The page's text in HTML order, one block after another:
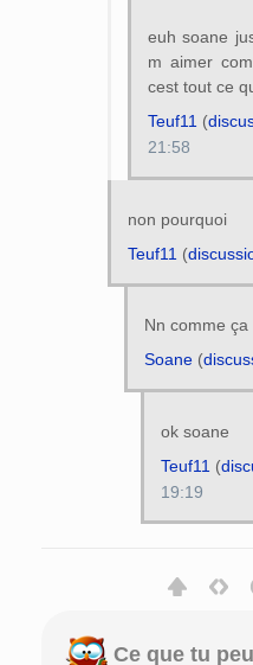
euh soane
m aimer
cest tout ce
Teuf11(
21:58
non pourquoi
Teuf11 (
Nn comme ça
Soane(
ok soane
Teuf11 (
19:19
Ce que tu